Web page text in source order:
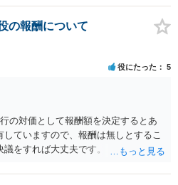
の報酬について
役にたった 5
の対価として報酬額を決定するとあ
ていますので、報酬は無しとするこ
をすれば大丈夫です。 一応、就任時
ういう約束も無いようですし、大丈